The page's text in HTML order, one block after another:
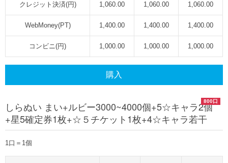
クレジット決済(円) 1,060.00 1,060.00 1,060.00
WebMoney(PT) 1,400.00 1,400.00 1,400.00
コンビニ(円) 1,000.00 1,000.00 1,000.00
購入
800口
しらぬい まい+ルビー3000~4000個+5☆キャラ2個
+星5確定券1枚+☆５チケット1枚+4☆キャラ若干
1口＝1個